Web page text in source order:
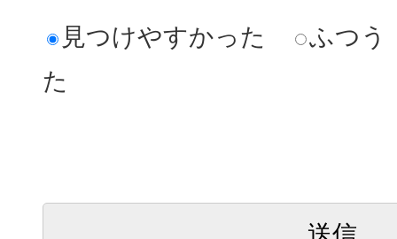
見つけやすかった
ふつう
た